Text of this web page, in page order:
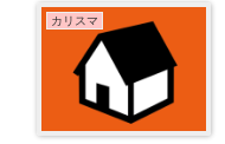
カリスマ